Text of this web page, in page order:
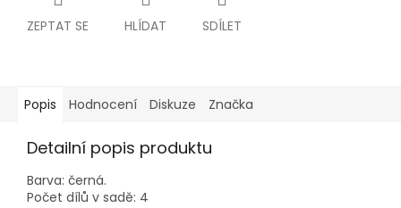
ZEPTAT SE HLÍDAT SDÍLET
Popis Hodnocení Diskuze Značka
Detailní popis produktu
Barva: černá.
Počet dílů v sadě: 4